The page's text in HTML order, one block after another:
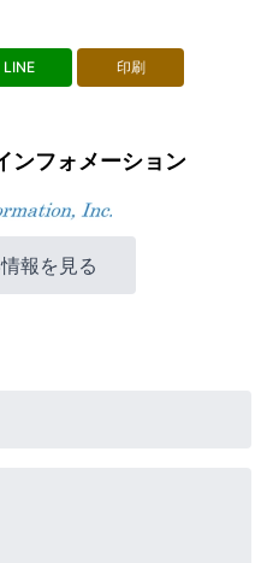
LINE 印刷
ンフォメーション
報を見る